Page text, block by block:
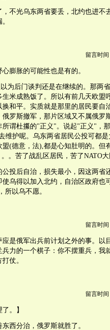
不光乌东两省要丢，北约也进不
留言时间
膨胀的可能性也是有的。
为后门谈判还是在继续的。那两
生米成熟饭了。所以有前几天欧盟
和平。实质就是那里的居民要自
俄罗斯撤军，那片区域又不属俄罗
所谓杜攥的"正义"。说起"正义"，
维护呢。乌东两省居民公投可都
盟(德意，法),都是心知肚明的。但
。苦了战乱区居民，苦了NATO
投后自治，损失最小，因这两省
乌得以加入北约，自治区政府也
所以乌不愿。
留言时间
是俄军出兵前计划之外的事。以
力的一个棋子：你不摆重兵，我
仗。
留言时间
。】
西分治，俄罗斯就胜了。